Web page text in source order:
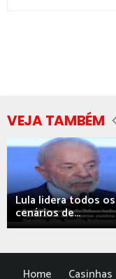
VEJA TAMBÉM
Lula lidera todos os
cenários de...
Home Casinhas